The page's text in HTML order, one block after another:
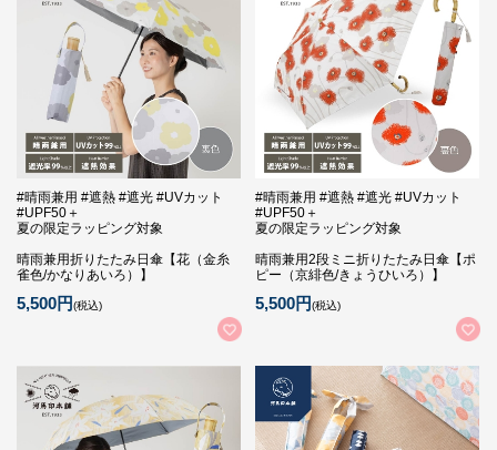
#晴雨兼用 #遮熱 #遮光 #UVカット
#UPF50＋
夏の限定ラッピング対象
晴雨兼用折りたたみ日傘【花（金糸
雀色/かなりあいろ）】
5,500円(税込)
#晴雨兼用 #遮熱 #遮光 #UVカット
#UPF50＋
夏の限定ラッピング対象
晴雨兼用2段ミニ折りたたみ日傘【ポ
ピー（京緋色/きょうひいろ）】
5,500円(税込)